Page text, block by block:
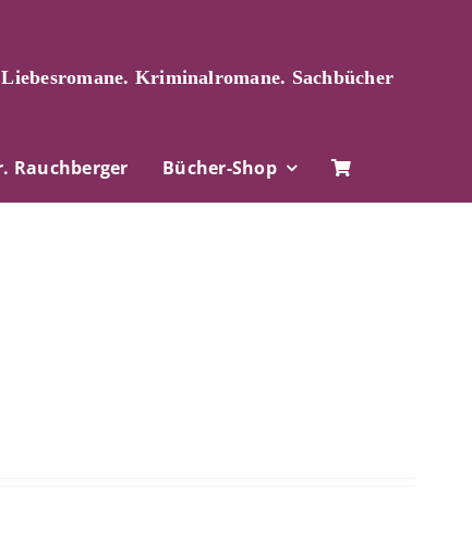
Liebesromane. Kriminalromane. Sachbücher
Rauchberger Bücher-Shop